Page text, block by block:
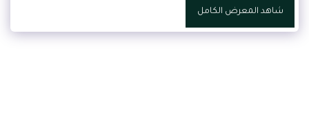
شاهد المعرض الكامل